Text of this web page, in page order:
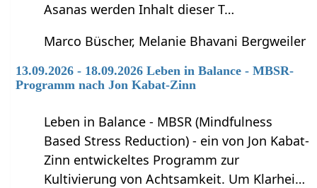
Asanas werden Inhalt dieser T…
Marco Büscher, Melanie Bhavani Bergweiler
13.09.2026 - 18.09.2026 Leben in Balance - MBSR-
Programm nach Jon Kabat-Zinn
Leben in Balance - MBSR (Mindfulness
Based Stress Reduction) - ein von Jon Kabat-
Zinn entwickeltes Programm zur
Kultivierung von Achtsamkeit. Um Klarhei…